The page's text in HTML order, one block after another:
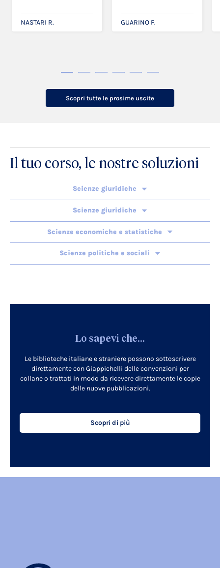
NASTARI R.
GUARINO F.
Scopri tutte le prosime uscite
Il tuo corso, le nostre soluzioni
Scienze giuridiche
Scienze giuridiche
Scienze economiche e statistiche
Scienze politiche e sociali
Lo sapevi che...
Le biblioteche italiane e straniere possono sottoscrivere
direttamente con Giappichelli delle convenzioni per
collane o trattati in modo da ricevere direttamente le copie
delle nuove pubblicazioni.
Scopri di più